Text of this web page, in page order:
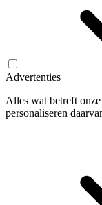
Advertenties
Alles wat betreft
personaliseren